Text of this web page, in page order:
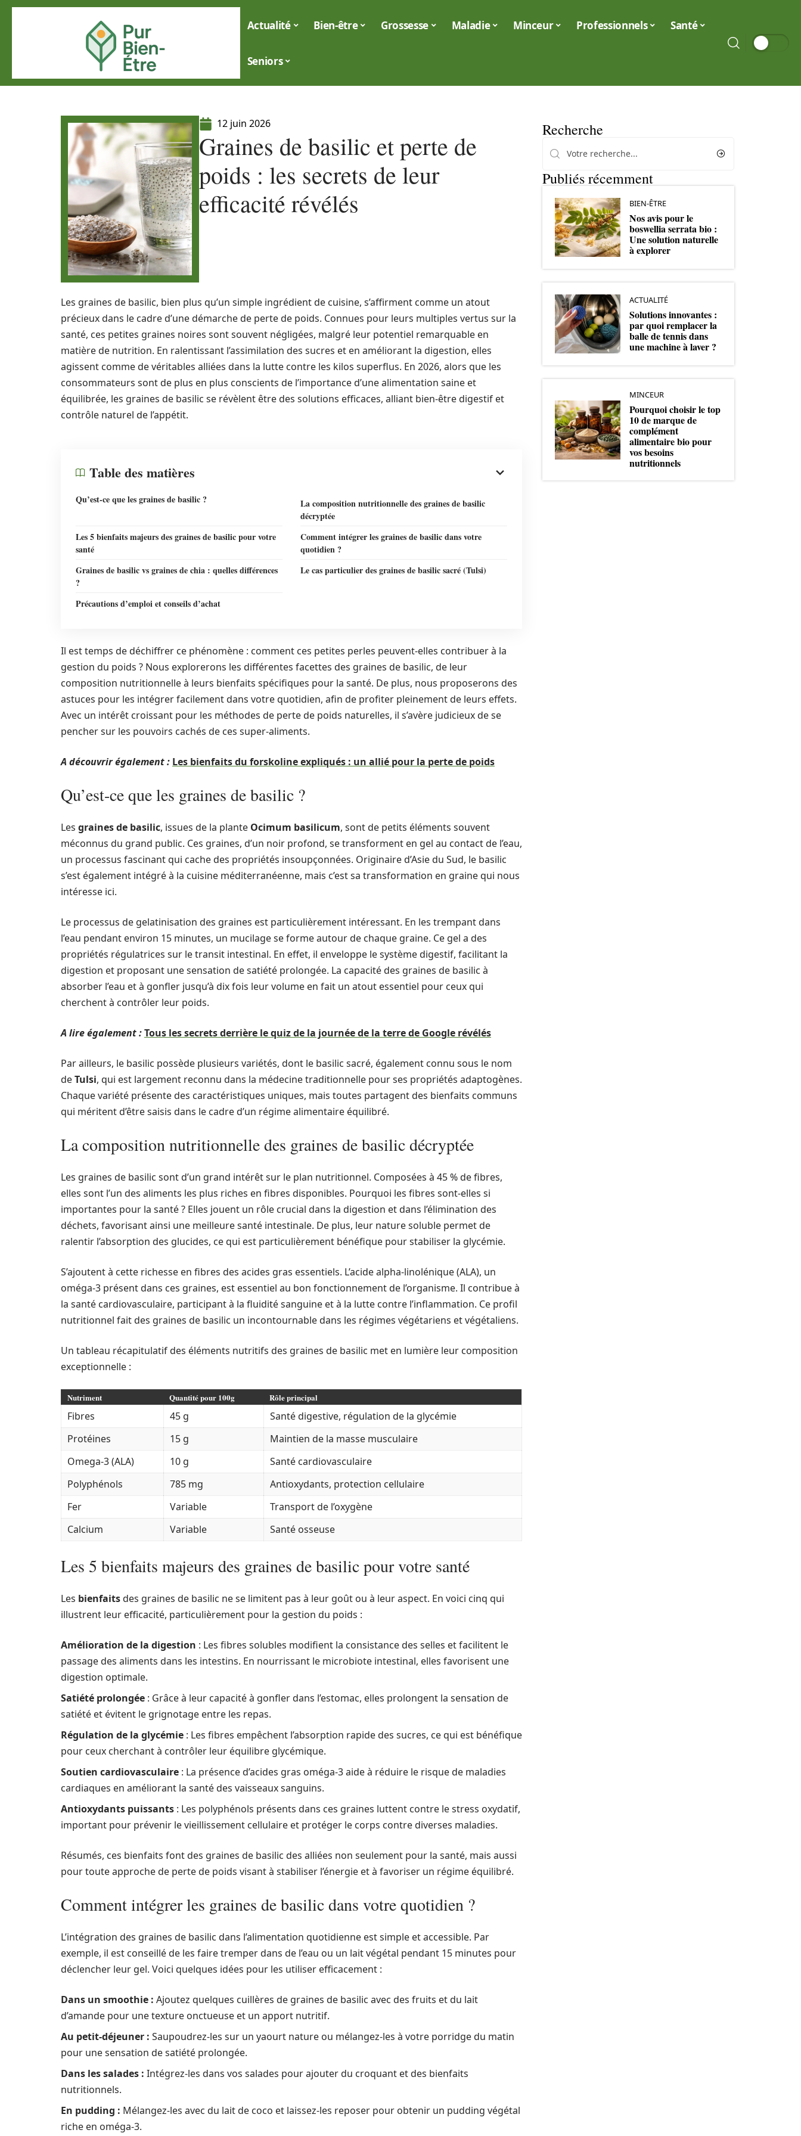
Actualité Bien-être Grossesse Maladie Minceur Professionnels Santé
Seniors
12 juin 2026
Graines de basilic et perte de
poids : les secrets de leur
efficacité révélés
Les graines de basilic, bien plus qu’un simple ingrédient de cuisine, s’affirment comme un atout
précieux dans le cadre d’une démarche de perte de poids. Connues pour leurs multiples vertus sur la
santé, ces petites graines noires sont souvent négligées, malgré leur potentiel remarquable en
matière de nutrition. En ralentissant l’assimilation des sucres et en améliorant la digestion, elles
agissent comme de véritables alliées dans la lutte contre les kilos superflus. En 2026, alors que les
consommateurs sont de plus en plus conscients de l’importance d’une alimentation saine et
équilibrée, les graines de basilic se révèlent être des solutions efficaces, alliant bien-être digestif et
contrôle naturel de l’appétit.
Table des matières
Qu’est-ce que les graines de basilic ?
La composition nutritionnelle des graines de basilic
décryptée
Les 5 bienfaits majeurs des graines de basilic pour votre
santé
Comment intégrer les graines de basilic dans votre
quotidien ?
Graines de basilic vs graines de chia : quelles différences
?
Le cas particulier des graines de basilic sacré (Tulsi)
Précautions d’emploi et conseils d’achat
Il est temps de déchiffrer ce phénomène : comment ces petites perles peuvent-elles contribuer à la
gestion du poids ? Nous explorerons les différentes facettes des graines de basilic, de leur
composition nutritionnelle à leurs bienfaits spécifiques pour la santé. De plus, nous proposerons des
astuces pour les intégrer facilement dans votre quotidien, afin de profiter pleinement de leurs effets.
Avec un intérêt croissant pour les méthodes de perte de poids naturelles, il s’avère judicieux de se
pencher sur les pouvoirs cachés de ces super-aliments.
A découvrir également : Les bienfaits du forskoline expliqués : un allié pour la perte de poids
Qu’est-ce que les graines de basilic ?
Les graines de basilic, issues de la plante Ocimum basilicum, sont de petits éléments souvent
méconnus du grand public. Ces graines, d’un noir profond, se transforment en gel au contact de l’eau,
un processus fascinant qui cache des propriétés insoupçonnées. Originaire d’Asie du Sud, le basilic
s’est également intégré à la cuisine méditerranéenne, mais c’est sa transformation en graine qui nous
intéresse ici.
Le processus de gelatinisation des graines est particulièrement intéressant. En les trempant dans
l’eau pendant environ 15 minutes, un mucilage se forme autour de chaque graine. Ce gel a des
propriétés régulatrices sur le transit intestinal. En effet, il enveloppe le système digestif, facilitant la
digestion et proposant une sensation de satiété prolongée. La capacité des graines de basilic à
absorber l’eau et à gonfler jusqu’à dix fois leur volume en fait un atout essentiel pour ceux qui
cherchent à contrôler leur poids.
A lire également :Tous les secrets derrière le quiz de la journée de la terre de Google révélés
Par ailleurs, le basilic possède plusieurs variétés, dont le basilic sacré, également connu sous le nom
deTulsi, qui est largement reconnu dans la médecine traditionnelle pour ses propriétés adaptogènes.
Chaque variété présente des caractéristiques uniques, mais toutes partagent des bienfaits communs
qui méritent d’être saisis dans le cadre d’un régime alimentaire équilibré.
La composition nutritionnelle des graines de basilic décryptée
Les graines de basilic sont d’un grand intérêt sur le plan nutritionnel. Composées à 45 % de fibres,
elles sont l’un des aliments les plus riches en fibres disponibles. Pourquoi les fibres sont-elles si
importantes pour la santé ? Elles jouent un rôle crucial dans la digestion et dans l’élimination des
déchets, favorisant ainsi une meilleure santé intestinale. De plus, leur nature soluble permet de
ralentir l’absorption des glucides, ce qui est particulièrement bénéfique pour stabiliser la glycémie.
S’ajoutent à cette richesse en fibres des acides gras essentiels. L’acide alpha-linolénique (ALA), un
oméga-3 présent dans ces graines, est essentiel au bon fonctionnement de l’organisme. Il contribue à
la santé cardiovasculaire, participant à la fluidité sanguine et à la lutte contre l’inflammation. Ce profil
nutritionnel fait des graines de basilic un incontournable dans les régimes végétariens et végétaliens.
Un tableau récapitulatif des éléments nutritifs des graines de basilic met en lumière leur composition
exceptionnelle :
Nutriment Quantité pour 100g Rôle principal
Fibres 45 g
Santé digestive, régulation de la glycémie
Protéines
15 g
Maintien de la masse musculaire
Omega-3 (ALA)
10 g
Santé cardiovasculaire
Polyphénols
785 mg
Antioxydants, protection cellulaire
Fer
Variable
Transport de l’oxygène
Calcium
Variable Santé osseuse
Les 5 bienfaits majeurs des graines de basilic pour votre santé
Les bienfaitsdes graines de basilic ne se limitent pas à leur goût ou à leur aspect. En voici cinq qui
illustrent leur efficacité, particulièrement pour la gestion du poids :
Amélioration de la digestion : Les fibres solubles modifient la consistance des selles et facilitent le
passage des aliments dans les intestins. En nourrissant le microbiote intestinal, elles favorisent une
digestion optimale.
Satiété prolongée : Grâce à leur capacité à gonfler dans l’estomac, elles prolongent la sensation de
satiété et évitent le grignotage entre les repas.
Régulation de la glycémie : Les fibres empêchent l’absorption rapide des sucres, ce qui est bénéfique
pour ceux cherchant à contrôler leur équilibre glycémique.
Soutien cardiovasculaire : La présence d’acides gras oméga-3 aide à réduire le risque de maladies
cardiaques en améliorant la santé des vaisseaux sanguins.
Antioxydants puissants : Les polyphénols présents dans ces graines luttent contre le stress oxydatif,
important pour prévenir le vieillissement cellulaire et protéger le corps contre diverses maladies.
Résumés, ces bienfaits font des graines de basilic des alliées non seulement pour la santé, mais aussi
pour toute approche de perte de poids visant à stabiliser l’énergie et à favoriser un régime équilibré.
Comment intégrer les graines de basilic dans votre quotidien ?
L’intégration des graines de basilic dans l’alimentation quotidienne est simple et accessible. Par
exemple, il est conseillé de les faire tremper dans de l’eau ou un lait végétal pendant 15 minutes pour
déclencher leur gel. Voici quelques idées pour les utiliser efficacement :
Dans un smoothie : Ajoutez quelques cuillères de graines de basilic avec des fruits et du lait
d’amande pour une texture onctueuse et un apport nutritif.
Au petit-déjeuner : Saupoudrez-les sur un yaourt nature ou mélangez-les à votre porridge du matin
pour une sensation de satiété prolongée.
Dans les salades : Intégrez-les dans vos salades pour ajouter du croquant et des bienfaits
nutritionnels.
En pudding : Mélangez-les avec du lait de coco et laissez-les reposer pour obtenir un pudding végétal
riche en oméga-3.
Recherche
Publiés récemment
BIEN-ÊTRE
Nos avis pour le
boswellia serrata bio :
Une solution naturelle
à explorer
ACTUALITÉ
Solutions innovantes :
par quoi remplacer la
balle de tennis dans
une machine à laver ?
MINCEUR
Pourquoi choisir le top
10 de marque de
complément
alimentaire bio pour
vos besoins
nutritionnels